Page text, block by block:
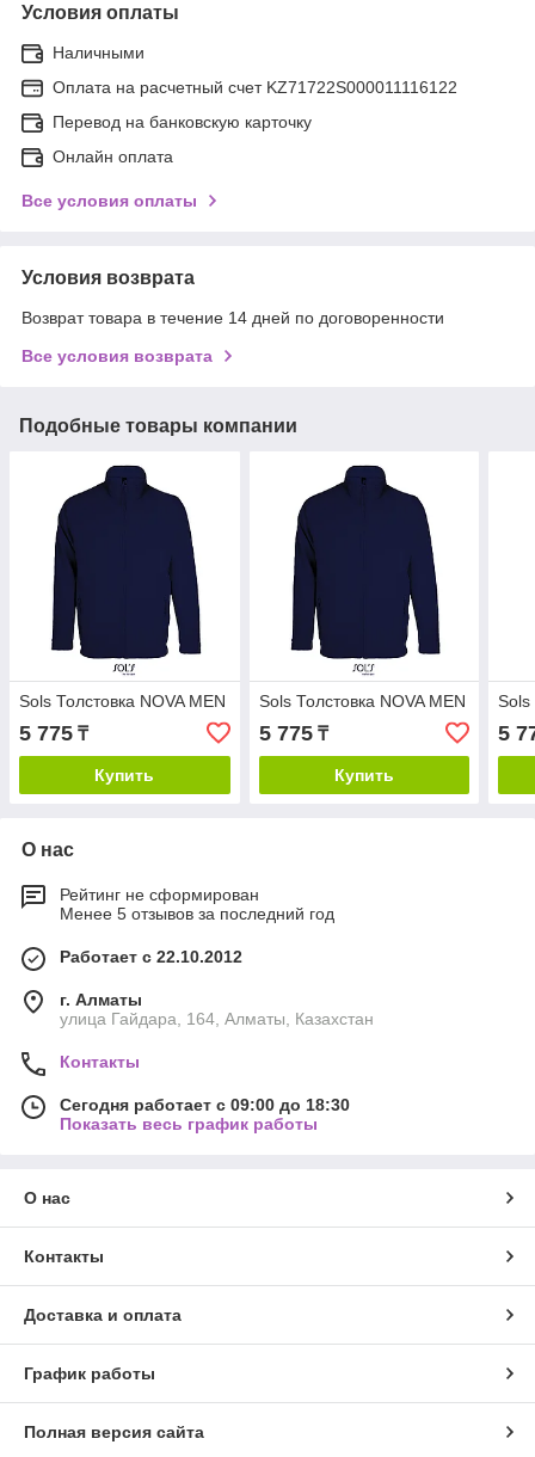
Условия оплаты
Наличными
Оплата на расчетный счет KZ71722S000011116122
Перевод на банковскую карточку
Онлайн оплата
Все условия оплаты
Условия возврата
Возврат товара в течение 14 дней по договоренности
Все условия возврата
Подобные товары компании
Sols Толстовка NOVA MEN
5 775 ₸
Купить
Sols Толстовка NOVA MEN
5 775₸
Купить
Sols
5
О нас
Рейтинг не сформирован
Менее 5 отзывов за последний год
Работает с 22.10.2012
г. Алматы
улица Гайдара, 164, Алматы, Казахстан
Контакты
Сегодня работает с 09:00 до 18:30
Показать весь график работы
О нас
Контакты
Доставка и оплата
График работы
Полная версия сайта